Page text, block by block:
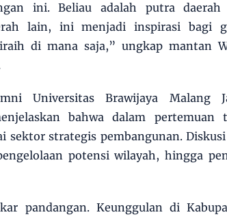
ini. Beliau adalah putra daerah
lain, ini menjadi inspirasi bagi
di mana saja,” ungkap mantan
Universitas Brawijaya Malang
bahwa dalam pertemuan
sektor strategis pembangunan.
potensi wilayah, hingga
pandangan. Keunggulan di